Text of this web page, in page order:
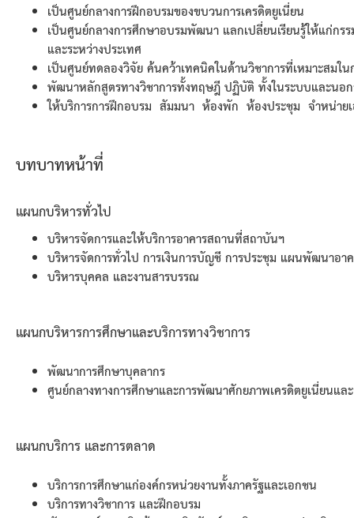
เป็นศูนย์กลางการฝึกอบรมของขบวนการเครดิตยูเนี่ยน
เป็นศูนย์กลางการศึกษาอบรมพัฒนา แลกเปลี่ยนเรียนรู้ให้แก่ก
และระหว่างประเทศ
เป็นศูนย์ทดลองวิจัย ค้นคว้าเทคนิคในด้านวิชาการที่เหมาะสม
พัฒนาหลักสูตรทางวิชาการทั้งทฤษฎี ปฏิบัติ ทั้งในระบบและนอ
ให้บริการการฝึกอบรม สัมมนา ห้องพัก ห้องประชุม จำหน่า
บทบาทหน้าที่
แผนกบริหารทั่วไป
บริหารจัดการและให้บริการอาคารสถานที่สถาบันฯ
บริหารจัดการทั่วไป การเงินการบัญชี การประชุม แผนพัฒนาอ
บริหารบุคคล และงานสารบรรณ
แผนกบริหารการศึกษาและบริการทางวิชาการ
พัฒนาการศึกษาบุคลากร
ศูนย์กลางทางการศึกษาและการพัฒนาศักยภาพเครดิตยูเนี่ยนแล
แผนกบริการ และการตลาด
บริการการศึกษาแก่องค์กรหน่วยงานทั้งภาครัฐและเอกชน
บริการทางวิชาการ และฝึกอบรม